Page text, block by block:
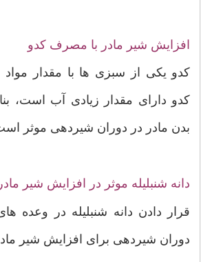
افزایش شیر مادر با مصرف کدو
کدو یکی از سبزی ها با مقدار
کدو دارای مقدار زیادی آب است،
بدن مادر در دوران شیردهی موثر
دانه شنبلیله موثر در افزایش شیر مادر
قرار دادن دانه شنبلیله در وعده
دوران شیردهی برای افزایش شیر